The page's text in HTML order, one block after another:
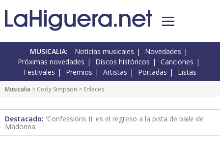
MUSICALIA: Noticias musicales
Novedades
Próximas novedades
Discos históricos
Canciones
Festivales
Premios Artistas Portadas Listas
Musicalia > Cody Simpson > Enlaces
Destacado: 'Confessions II' es el regreso a la pista de baile de
Madonna